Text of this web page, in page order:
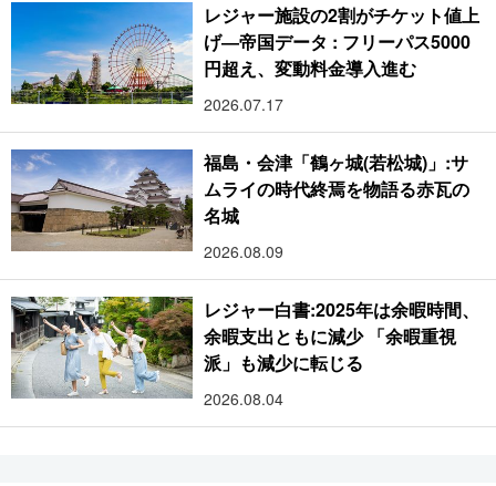
レジャー施設の2割がチケット値上
げ―帝国データ : フリーパス5000
円超え、変動料金導入進む
2026.07.17
福島・会津「鶴ヶ城(若松城)」:サ
ムライの時代終焉を物語る赤瓦の
名城
2026.08.09
レジャー白書:2025年は余暇時間、
余暇支出ともに減少 「余暇重視
派」も減少に転じる
2026.08.04